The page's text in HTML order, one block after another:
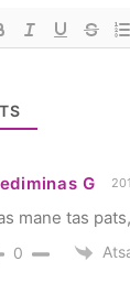
G
mane tas
0